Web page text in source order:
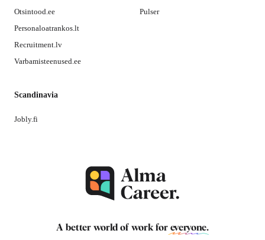
Otsintood.ee
Personaloatrankos.lt
Recruitment.lv
Varbamisteenused.ee
Pulser
Scandinavia
Jobly.fi
A better world of work for everyone.